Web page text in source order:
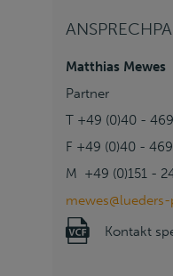
Matthias Mewes
Partner
T +49 (0)40 -
F +49 (0)40 -
M +49 (0)151 -
Kontakt